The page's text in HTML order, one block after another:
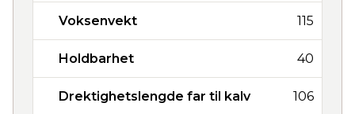
Voksenvekt 115
Holdbarhet 40
Drektighetslengde far til kalv 106